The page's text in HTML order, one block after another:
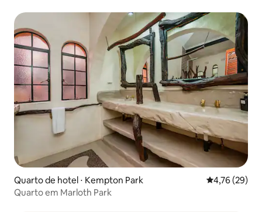
Quarto de hotel ⋅ Kempton Park 4,76 de uma
4,76 (29)
Quarto em Marloth Park